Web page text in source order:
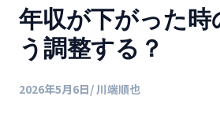
年収が下がった
う調整する？
2026年5月6日/ 川端順也